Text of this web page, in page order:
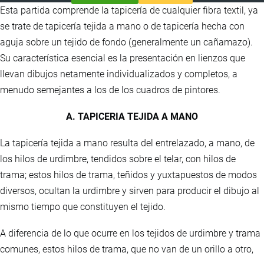
Esta partida comprende la tapicería de cualquier fibra textil, ya
se trate de tapicería tejida a mano o de tapicería hecha con
aguja sobre un tejido de fondo (generalmente un cañamazo).
Su característica esencial es la presentación en lienzos que
llevan dibujos netamente individualizados y completos, a
menudo semejantes a los de los cuadros de pintores.
A. TAPICERIA TEJIDA A MANO
La tapicería tejida a mano resulta del entrelazado, a mano, de
los hilos de urdimbre, tendidos sobre el telar, con hilos de
trama; estos hilos de trama, teñidos y yuxtapuestos de modos
diversos, ocultan la urdimbre y sirven para producir el dibujo al
mismo tiempo que constituyen el tejido.
A diferencia de lo que ocurre en los tejidos de urdimbre y trama
comunes, estos hilos de trama, que no van de un orillo a otro,